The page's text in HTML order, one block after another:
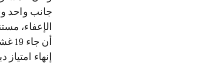
جانب واحد
الإعفاء،
أن
إنهاء